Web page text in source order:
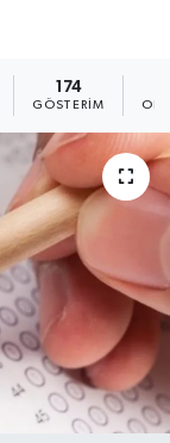
174
GÖSTERIM